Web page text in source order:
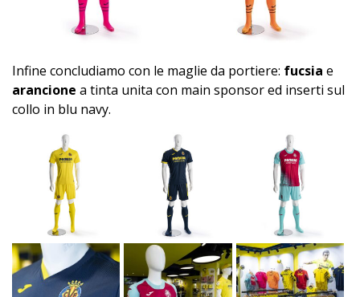
Infine concludiamo con le maglie da portiere: fucsia e
arancione a tinta unita con main sponsor ed inserti sul
collo in blu navy.